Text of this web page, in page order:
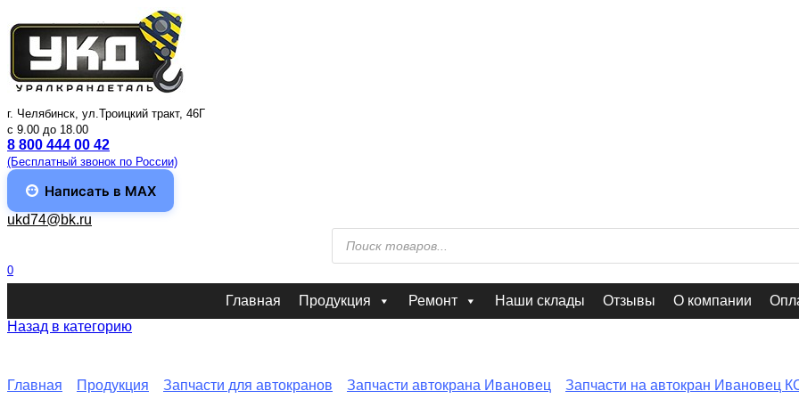
к
содержанию
г. Челябинск, ул.Троицкий тракт, 46Г
c 9.00 до 18.00
8 800 444 00 42
(Бесплатный звонок по России)
Написать в MAX
ukd74@bk.ru
Поиск
товаров
0
Главная Продукция Ремонт Наши склады Отзывы О компании
Назад в категорию
Главная Продукция Запчасти для автокранов Запчасти автокрана Ивановец Запчасти на автокран Ивановец